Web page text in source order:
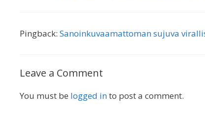
Pingback: Sanoinkuvaamattoman sujuva
Leave a Comment
You must be logged into post a comment.